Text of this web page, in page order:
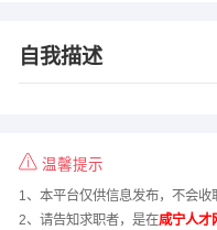
自我描述
温馨提示
1、本平台仅供信息发布，不会收
2、请告知求职者，是在咸宁人才